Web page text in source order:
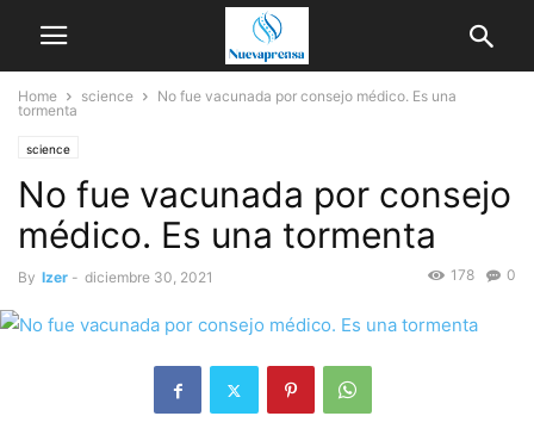
Home science
No fue vacunada por consejo médico. Es una
tormenta
science
No fue vacunada por consejo
médico. Es una tormenta
By Izer - diciembre 30, 2021 0
178